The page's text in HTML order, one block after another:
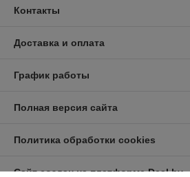
Контакты
Доставка и оплата
График работы
Полная версия сайта
Политика обработки cookies
Сайт создан на платформе Deal.by